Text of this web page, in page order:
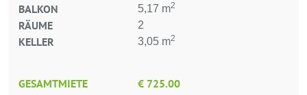
BALKON 5,17 m2
RÄUME 2
KELLER 3,05 m2
GESAMTMIETE € 725.00